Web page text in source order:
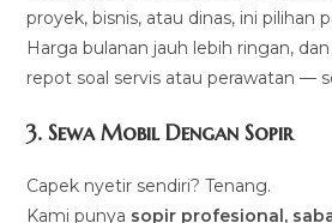
proyek, bisnis, atau dinas, ini pilihan
Harga bulanan jauh lebih ringan,
repot soal servis atau perawatan —
3. Sewa Mobil Dengan Sopir
Capek nyetir sendiri? Tenang.
Kami punya sopir profesional,